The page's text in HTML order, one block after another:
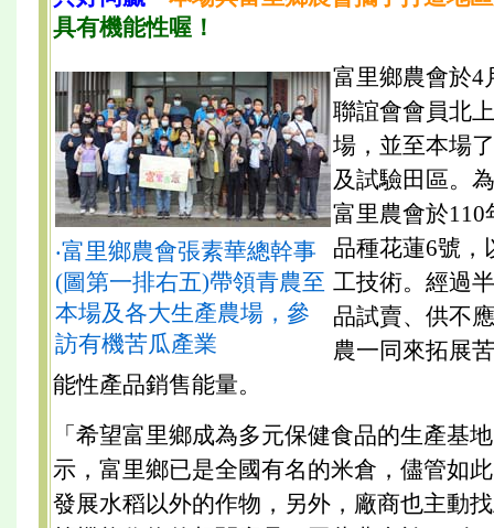
具有機能性喔！
‧富里鄉農會張素華總幹事
(圖第一排右五)帶領青農至
本場及各大生產農場，參
訪有機苦瓜產業
富里鄉農會於4
聯誼會會員北
場，並至本場
及試驗田區。
富里農會於110
品種花蓮6號，
工技術。經過
品試賣、供不
農一同來拓展
能性產品銷售能量。
「希望富里鄉成為多元保健食品的生產基
示，富里鄉已是全國有名的米倉，儘管如
發展水稻以外的作物，另外，廠商也主動